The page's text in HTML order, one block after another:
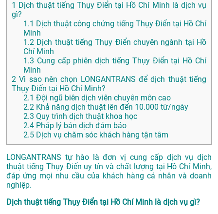
1 Dịch thuật tiếng Thụy Điển tại Hồ Chí Minh là dịch vụ
gì?
1.1 Dịch thuật công chứng tiếng Thụy Điển tại Hồ Chí
Minh
1.2 Dịch thuật tiếng Thụy Điển chuyên ngành tại Hồ
Chí Minh
1.3 Cung cấp phiên dịch tiếng Thụy Điển tại Hồ Chí
Minh
2 Vì sao nên chọn LONGANTRANS để dịch thuật tiếng
Thụy Điển tại Hồ Chí Minh?
2.1 Đội ngũ biên dịch viên chuyên môn cao
2.2 Khả năng dịch thuật lên đến 10.000 từ/ngày
2.3 Quy trình dịch thuật khoa học
2.4 Pháp lý bản dịch đảm bảo
2.5 Dịch vụ chăm sóc khách hàng tận tâm
LONGANTRANS tự hào là đơn vị cung cấp dịch vụ dịch
thuật tiếng Thụy Điển uy tín và chất lượng tại Hồ Chí Minh,
đáp ứng mọi nhu cầu của khách hàng cá nhân và doanh
nghiệp.
Dịch thuật tiếng Thụy Điển tại Hồ Chí Minh là dịch vụ gì?